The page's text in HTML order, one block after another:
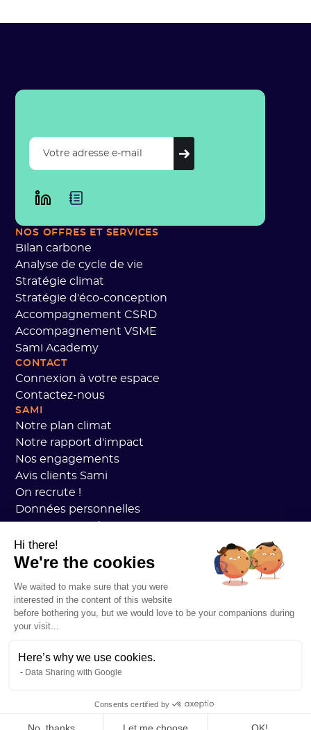
NOS OFFRES ET SERVICES
Bilan carbone
Analyse de cycle de vie
Stratégie climat
Stratégie d'éco-conception
Accompagnement CSRD
Accompagnement VSME
Sami Academy
CONTACT
Connexion à votre espace
Contactez-nous
SAMI
Notre plan climat
Notre rapport d'impact
Nos engagements
Avis clients Sami
On recrute !
Données personnelles
Sécurité
État des services
RESSOURCES
Plan Carbone Général
Open Carbon Practice
Notre blog
Tout comprendre au bilan carbone
Tout comprendre à la CSRD
Hi there!
We're the cookies
We waited to make sure that you were
interested in the content of this website
before bothering you, but we would love to be your companions during
your visit...
Here’s why we use cookies.
Data Sharing with Google
Consents certified by